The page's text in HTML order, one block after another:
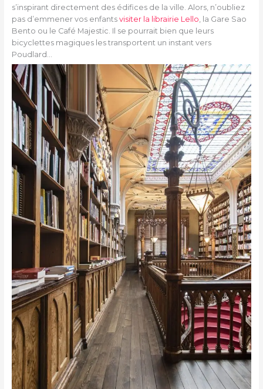
s’inspirant directement des édifices de la ville. Alors, n’oubliez
pas d’emmener vos enfants visiter la librairie Lello , la Gare Sao
Bento ou le Café Majestic. Il se pourrait bien que leurs
bicyclettes magiques les transportent un instant vers
Poudlard…